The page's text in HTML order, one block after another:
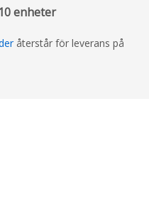
enheter
återstår för leverans på